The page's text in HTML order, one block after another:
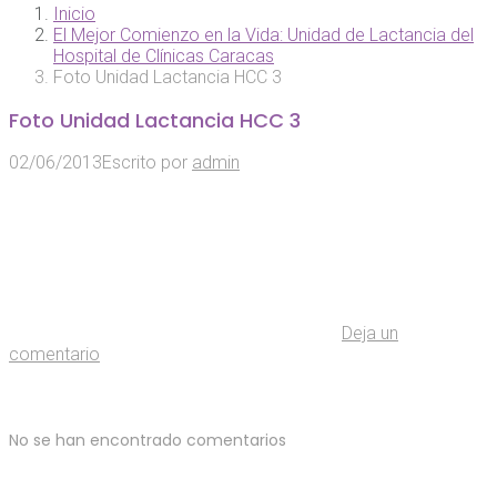
Inicio
El Mejor Comienzo en la Vida: Unidad de Lactancia del
Hospital de Clínicas Caracas
Foto Unidad Lactancia HCC 3
Foto Unidad Lactancia HCC 3
02/06/2013Escrito por admin
Deja un
comentario
No se han encontrado comentarios